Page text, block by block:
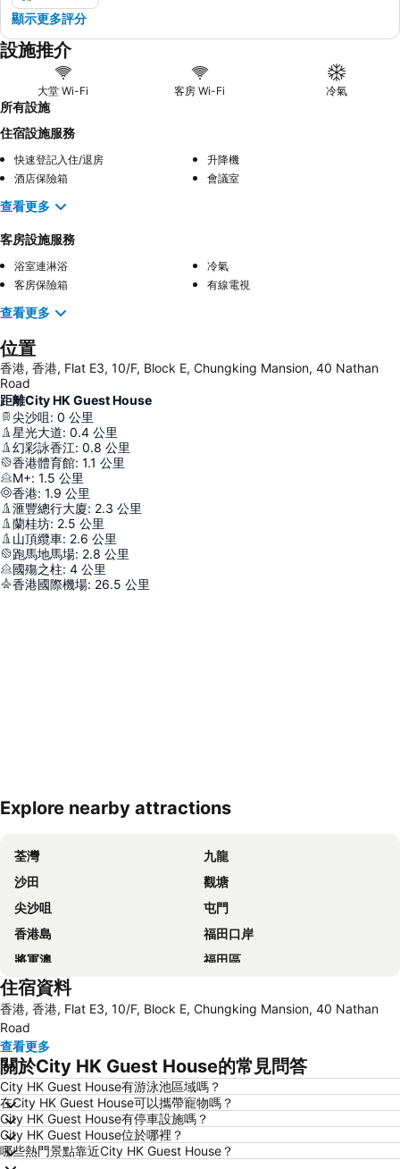
顯示更多評分
設施推介
大堂 Wi-Fi 客房 Wi-Fi 冷氣
所有設施
住宿設施服務
快速登記入住/退房
升降機
酒店保險箱
會議室
查看更多
客房設施服務
浴室連淋浴
冷氣
客房保險箱
有線電視
查看更多
位置
香港, 香港, Flat E3, 10/F, Block E, Chungking Mansion, 40 Nathan
Road
距離City HK Guest House
尖沙咀: 0 公里
星光大道: 0.4 公里
幻彩詠香江: 0.8 公里
香港體育館: 1.1 公里
M+: 1.5 公里
香港: 1.9 公里
滙豐總行大廈: 2.3 公里
蘭桂坊: 2.5 公里
山頂纜車: 2.6 公里
跑馬地馬場: 2.8 公里
國殤之柱: 4 公里
香港國際機場: 26.5 公里
展開地圖
Explore nearby attractions
荃灣
九龍
沙田
觀塘
尖沙咀
屯門
香港島
福田口岸
將軍澳
福田區
Mong Kok Metro Station
南山區
東涌
元朗
天水圍
Wan Chai Metro Station
海洋公園
深水埗區
黃金海岸
香港迪士尼樂園
新界
羅湖口岸
住宿資料
香港, 香港, Flat E3, 10/F, Block E, Chungking Mansion, 40 Nathan
Road
查看更多
關於City HK Guest House的常見問答
City HK Guest House有游泳池區域嗎？
在City HK Guest House可以攜帶寵物嗎？
City HK Guest House有停車設施嗎？
City HK Guest House位於哪裡？
哪些熱門景點靠近City HK Guest House？